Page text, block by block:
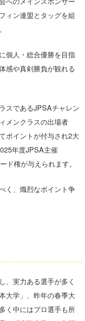
ィン連盟とタッグを組
個人・総合優勝を目指
感や真剣勝負が観れる
スであるJPSAチャレン
メンクラスの出場者
ポイントが付与され2大
年度JPSA主催
ド権が与えられます。
く、熾烈なポイント争
、実力ある選手が多く
大学」、昨年の春季大
く中にはプロ選手も所